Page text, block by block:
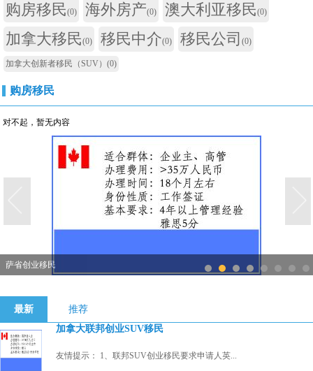
购房移民(0) 海外房产(0) 澳大利亚移民(0)
加拿大移民(0) 移民中介(0) 移民公司 (0)
加拿大创新者移民（SUV） (0)
购房移民
对不起，暂无内容
萨省创业移民 1 2 3 4 5 6 7 8
最新
推荐
加拿大联邦创业SUV移民
友情提示： 1、联邦SUV创业移民要求申请人英...